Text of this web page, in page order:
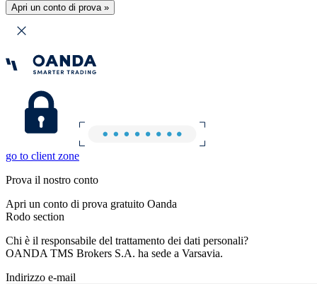
Apri un conto di prova »
go to client zone
Prova il nostro conto
Apri un conto di prova gratuito Oanda
Rodo section
Chi è il responsabile del trattamento dei dati personali?
OANDA TMS Brokers S.A. ha sede a Varsavia.
Indirizzo e-mail